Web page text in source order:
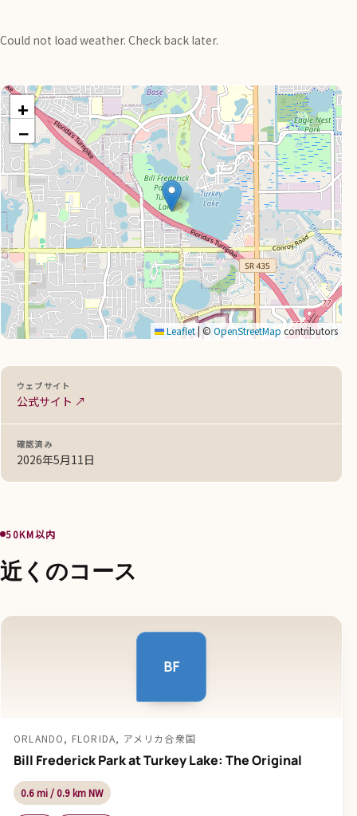
Could not load weather. Check back later.
+
−
Leaflet| ©OpenStreetMap contributors
ウェブサイト
公式サイト ↗
確認済み
2026年5月11日
50KM以内
近くのコース
BF
ORLANDO, FLORIDA, アメリカ合衆国
Bill Frederick Park at Turkey Lake: The Original
0.6 mi / 0.9 km NW